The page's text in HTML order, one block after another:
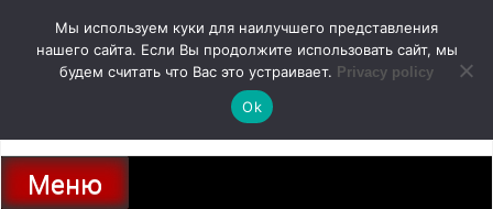
содержимому
autodoc24.ru
Новости про современные автомобили и не только, новинки зарубежного
и отечественного автопрома
Меню
Мы используем куки для наилучшего представления
нашего сайта. Если Вы продолжите использовать сайт, мы
будем считать что Вас это устраивает. Privacy policy
Ok